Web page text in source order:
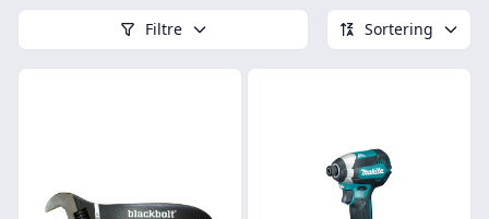
Filtre Sortering